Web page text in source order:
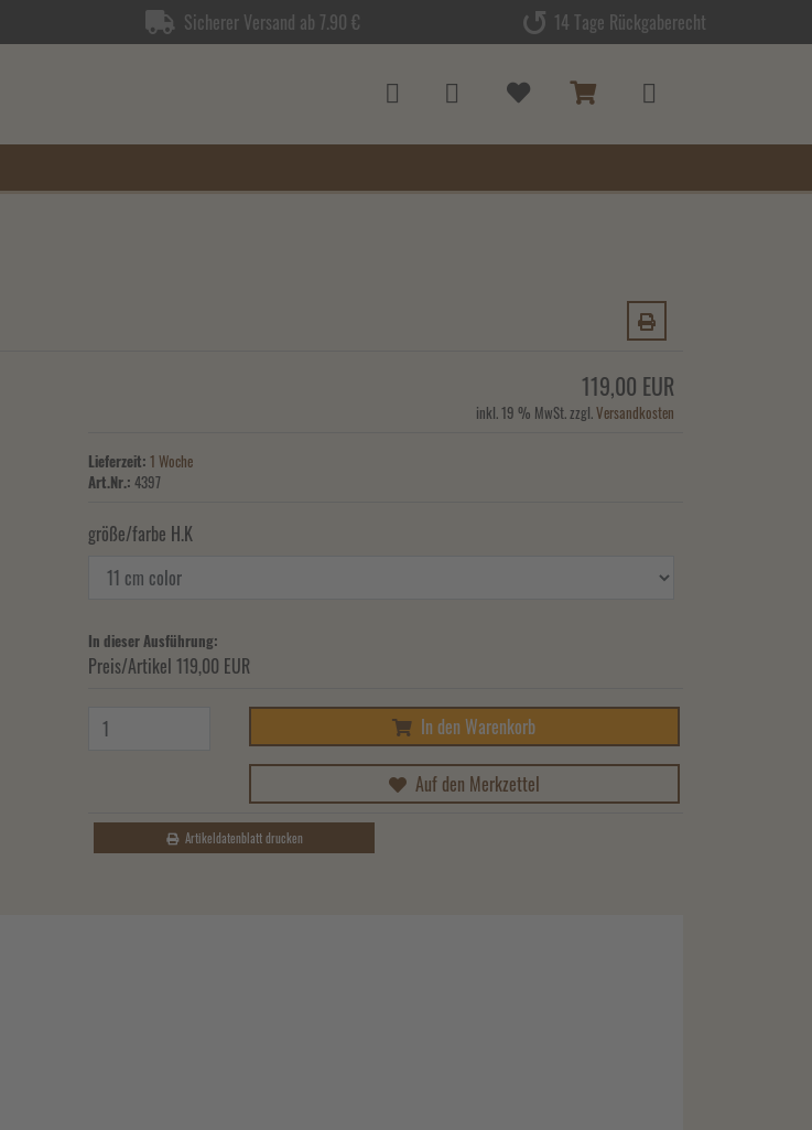
Sicherer Versand ab 7.90 € 14 Tage Rückgaberecht
119,00 EUR
inkl. 19 % MwSt. zzgl.Versandkosten
Lieferzeit: 1 Woche
Art.Nr.: 4397
größe/farbe H.K
In dieser Ausführung:
Preis/Artikel 119,00 EUR
In den Warenkorb
Auf den Merkzettel
Artikeldatenblatt drucken